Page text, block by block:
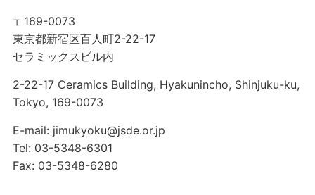
〒169-0073
東京都新宿区百人町2-22-17
セラミックスビル内
2-22-17 Ceramics Building, Hyakunincho, Shinjuku-ku,
Tokyo, 169-0073
E-mail: jimukyoku@jsde.or.jp
Tel: 03-5348-6301
Fax: 03-5348-6280